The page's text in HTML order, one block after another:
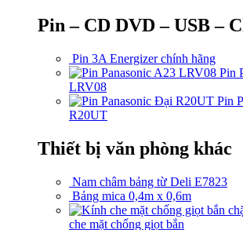
Pin – CD DVD – USB –
Pin 3A Energizer chính hãng
Pin
LRV08
Pin
R20UT
Thiết bị văn phòng khác
Nam châm bảng từ Deli E7823
Bảng mica 0,4m x 0,6m
che mặt chống giọt bắn